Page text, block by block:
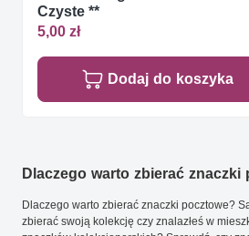
Czyste **
5,00 zł
Dodaj do koszyka
Dlaczego warto zbierać znaczki
Dlaczego warto zbierać znaczki pocztowe?
zbierać swoją kolekcję czy znalazłeś w